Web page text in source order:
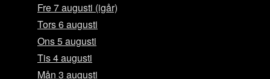
Fre 7 augusti (igår)
Tors 6 augusti
Ons 5 augusti
Tis 4 augusti
Mån 3 augusti